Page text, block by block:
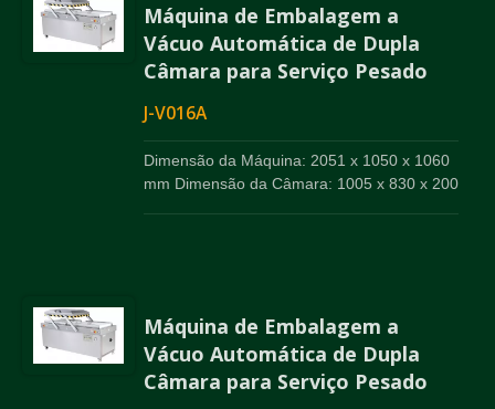
Máquina de Embalagem a
Vácuo Automática de Dupla
Câmara para Serviço Pesado
J-V016A
Dimensão da Máquina: 2051 x 1050 x 1060
mm Dimensão da Câmara: 1005 x 830 x 200
Máquina de Embalagem a
Vácuo Automática de Dupla
Câmara para Serviço Pesado